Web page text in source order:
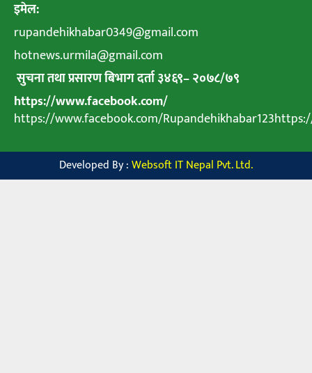
इमेल:
rupandehikhabar0349@gmail.com
hotnews.urmila@gmail.com
सुचना तथा प्रसारण बिभाग दर्ता ३४६९–२०७८/७९
https://www.facebook.com/
https://www.facebook.com/
Developed By :Websoft IT Nepal Pvt. Ltd.